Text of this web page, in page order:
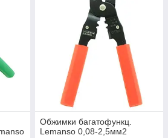
Обжимки багатофункц.
Lemanso 0,08-2,5мм2